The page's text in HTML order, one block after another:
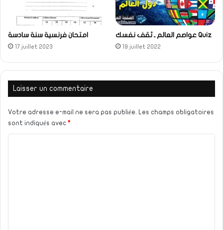
امتحان فرنسية سنة سادسة
17 juillet 2023
عواصم العالم ـ ثقف نفسك Quiz
19 juillet 2022
Laisser un commentaire
Votre adresse e-mail ne sera pas publiée. Les champs obligatoires
sont indiqués avec *